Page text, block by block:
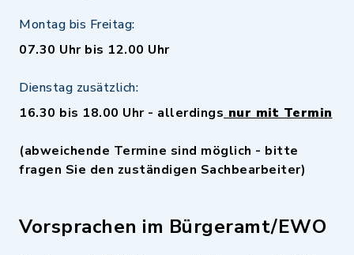
Montag bis Freitag:
07.30 Uhr bis 12.00 Uhr
Dienstag zusätzlich:
16.30 bis 18.00 Uhr - allerdings nur mit Termin
(abweichende Termine sind möglich - bitte
fragen Sie den zuständigen Sachbearbeiter)
Vorsprachen im Bürgeramt/EWO